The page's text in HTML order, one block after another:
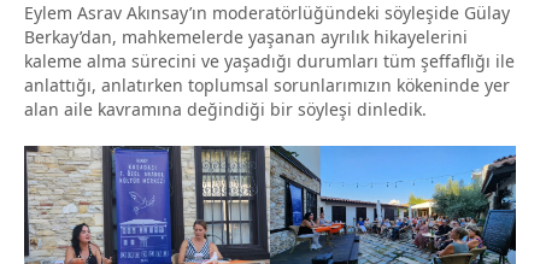
Eylem Asrav Akınsay’ın moderatörlüğündeki söyleşide Gülay
Berkay’dan, mahkemelerde yaşanan ayrılık hikayelerini
kaleme alma sürecini ve yaşadığı durumları tüm şeffaflığı ile
anlattığı, anlatırken toplumsal sorunlarımızın kökeninde yer
alan aile kavramına değindiği bir söyleşi dinledik.